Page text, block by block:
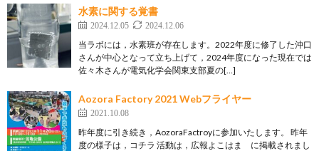
水素に関する覚書
2024.12.05 2024.12.06
当ラボには，水素班が存在します。2022年度に修了した沖口
さんが中心となって立ち上げて，2024年度になった現在では
佐々木さんが電気化学会関東支部夏の[…]
Aozora Factory 2021 Webフライヤー
2021.10.08
昨年度に引き続き，AozoraFactroyに参加いたします。 昨年
度の様子は，コチラ 活動は，広報よこはま に掲載されまし